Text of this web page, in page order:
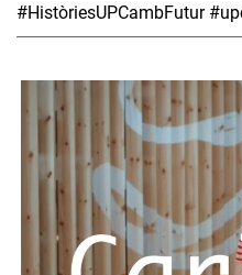
#HistòriesUPCambFutur